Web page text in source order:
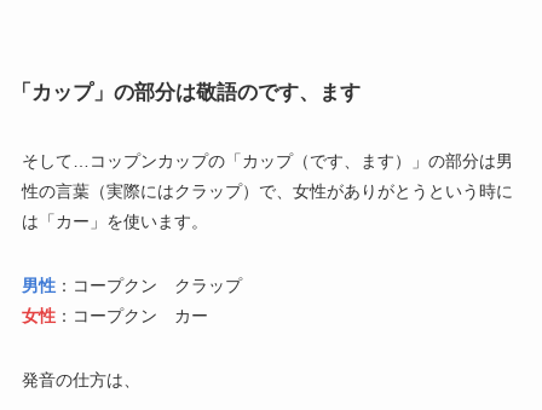
「カップ」の部分は敬語のです、ます
そして…コップンカップの「カップ（です、ます）」の部分は男
性の言葉（実際にはクラップ）で、女性がありがとうという時に
は「カー」を使います。
男性：コープクン クラップ
女性：コープクン カー
発音の仕方は、